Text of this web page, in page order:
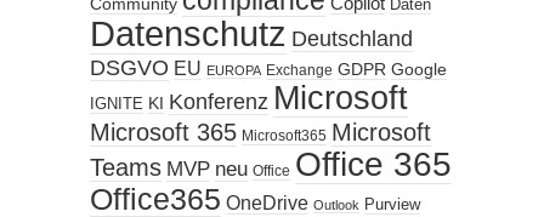
Daten
Datenschutz Deutschland
DSGVO EU EUROPA Exchange GDPR Google
IGNITE KI Konferenz Microsoft
Microsoft 365 Microsoft365 Microsoft
Teams MVP neu Office Office 365
Office365 OneDrive Outlook Purview